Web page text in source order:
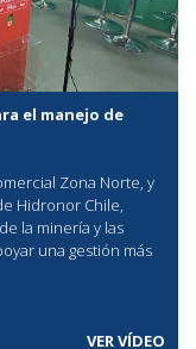
el manejo de
Zona Norte, y
Hidronor Chile,
la minería y las
una gestión más
VER VÍDEO